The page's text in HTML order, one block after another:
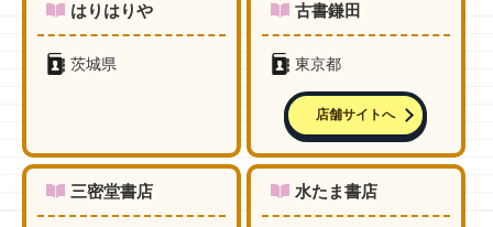
はりはりや
茨城県
古書鎌田
東京都
店舗サイトへ
三密堂書店 水たま書店